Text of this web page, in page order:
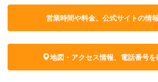
営業時間や料金、公式サイトの情
地図・アクセス情報、電話番号を